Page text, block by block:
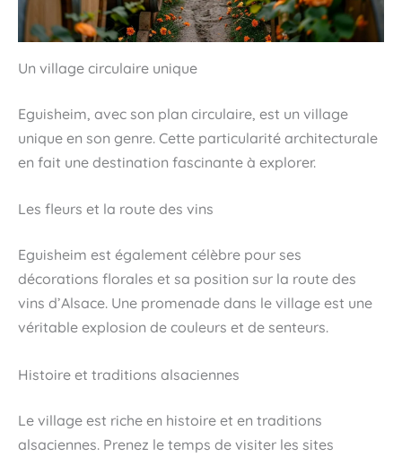
Un village circulaire unique
Eguisheim, avec son plan circulaire, est un village
unique en son genre. Cette particularité architecturale
en fait une destination fascinante à explorer.
Les fleurs et la route des vins
Eguisheim est également célèbre pour ses
décorations florales et sa position sur la route des
vins d’Alsace. Une promenade dans le village est une
véritable explosion de couleurs et de senteurs.
Histoire et traditions alsaciennes
Le village est riche en histoire et en traditions
alsaciennes. Prenez le temps de visiter les sites